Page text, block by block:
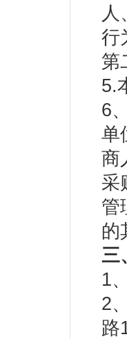
人
行
第
5.
6
单
商
采
管
的
三
1
2
路